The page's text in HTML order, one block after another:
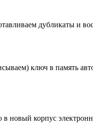
дубликаты и
ключ в память
новый корпус